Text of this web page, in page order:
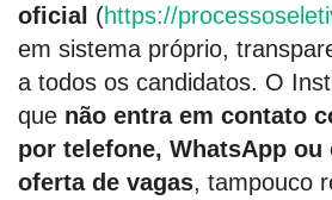
oficial (https://
em sistema próprio,
a todos os candidatos. O
que não entra em contato
por telefone, WhatsApp ou
oferta de vagas, tampouco